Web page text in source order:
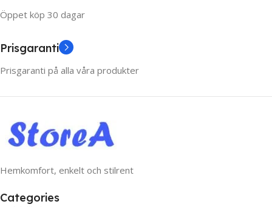
Öppet köp 30 dagar
Prisgaranti
Prisgaranti på alla våra produkter
Hemkomfort, enkelt och stilrent
Categories